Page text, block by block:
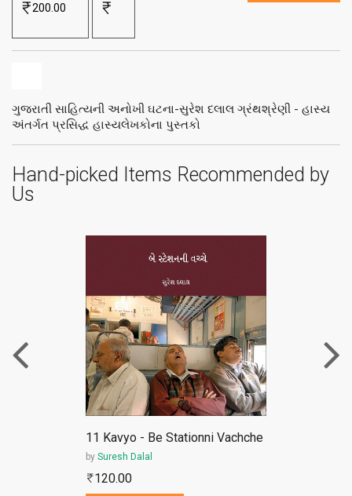
200.00
ગુજરાતી સાહિત્યની અનોખી ઘટના-સુરેશ દલાલ ગ્રંથશ્રેણી - હાસ્ય
અંતર્ગત પ્રસિદ્ધ હાસ્યલેખકોના પુસ્તકો
Hand-picked Items Recommended by
Us
11 Kavyo - Be Stationni Vachche
by Suresh Dalal
120.00